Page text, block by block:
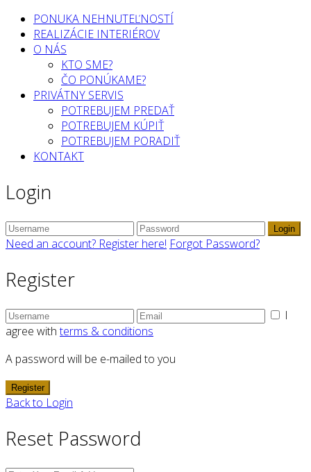
PONUKA NEHNUTEĽNOSTÍ
REALIZÁCIE INTERIÉROV
O NÁS
KTO SME?
ČO PONÚKAME?
PRIVÁTNY SERVIS
POTREBUJEM PREDAŤ
POTREBUJEM KÚPIŤ
POTREBUJEM PORADIŤ
KONTAKT
Login
Login
Need an account? Register here! Forgot Password?
Register
I
agree withterms & conditions
A password will be e-mailed to you
Register
Back to Login
Reset Password